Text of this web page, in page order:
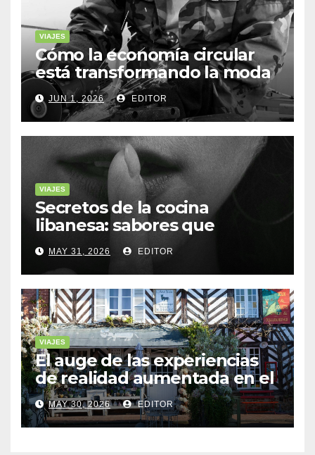
VIAJES
Cómo la economía circular
está transformando la moda
sostenible
JUN 1, 2026 EDITOR
VIAJES
Secretos de la cocina
libanesa: sabores que
cuentan historias
MAY 31, 2026 EDITOR
VIAJES
El auge de las experiencias
de realidad aumentada en el
turismo
MAY 30, 2026 EDITOR